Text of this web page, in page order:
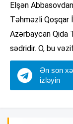
Elşən
Təhməzli Qoşqar
Azərbaycan Qida
sədridir. O, bu
Ən son
izləyin